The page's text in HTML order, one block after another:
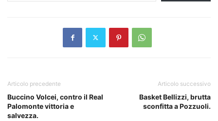
Articolo precedente
Buccino Volcei, contro il Real
Palomonte vittoria e
salvezza.
Articolo successivo
Basket Bellizzi, brutta
sconfitta a Pozzuoli.